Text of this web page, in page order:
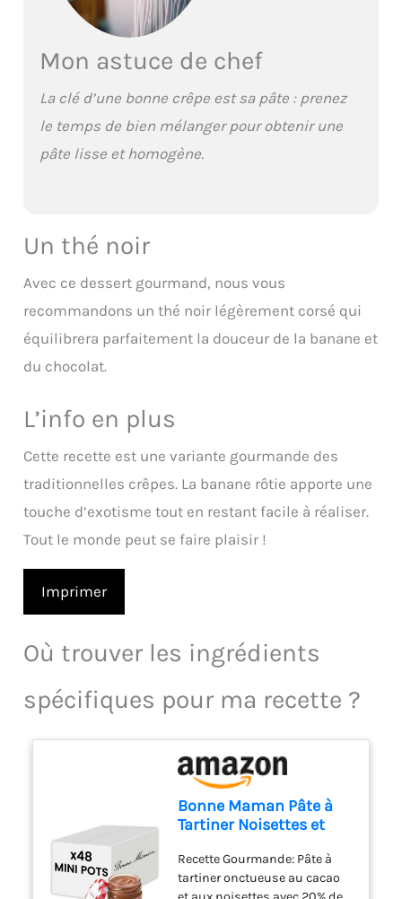
Mon astuce de chef
La clé d’une bonne crêpe est sa pâte : prenez
le temps de bien mélanger pour obtenir une
pâte lisse et homogène.
Un thé noir
Avec ce dessert gourmand, nous vous
recommandons un thé noir légèrement corsé qui
équilibrera parfaitement la douceur de la banane et
du chocolat.
L’info en plus
Cette recette est une variante gourmande des
traditionnelles crêpes. La banane rôtie apporte une
touche d’exotisme tout en restant facile à réaliser.
Tout le monde peut se faire plaisir !
Imprimer
Où trouver les ingrédients
spécifiques pour ma recette ?
Bonne Maman Pâte à
Tartiner Noisettes et
Palme, 20% Noisettes,
48 Mini-Pots en Verre,
Recette Gourmande: Pâte à
tartiner onctueuse au cacao